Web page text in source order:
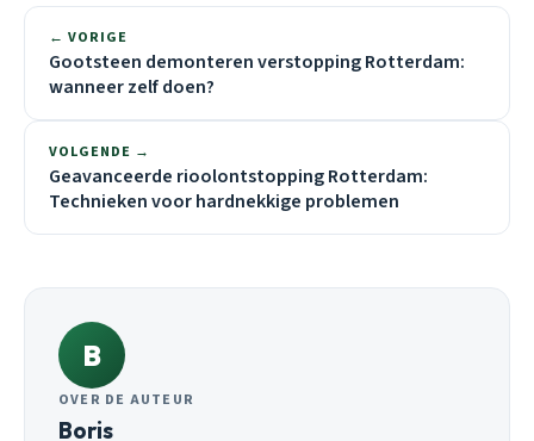
← VORIGE
Gootsteen demonteren verstopping Rotterdam:
wanneer zelf doen?
VOLGENDE →
Geavanceerde rioolontstopping Rotterdam:
Technieken voor hardnekkige problemen
B
OVER DE AUTEUR
Boris